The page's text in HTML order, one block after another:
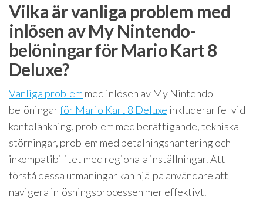
Vilka är vanliga problem med
inlösen av My Nintendo-
belöningar för Mario Kart 8
Deluxe?
Vanliga problem med inlösen av My Nintendo-
belöningarför Mario Kart 8 Deluxe inkluderar fel vid
kontolänkning, problem med berättigande, tekniska
störningar, problem med betalningshantering och
inkompatibilitet med regionala inställningar. Att
förstå dessa utmaningar kan hjälpa användare att
navigera inlösningsprocessen mer effektivt.